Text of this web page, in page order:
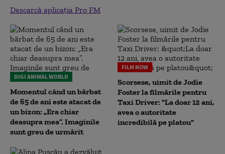
Descarcă aplicația Pro FM
DIGI ANIMAL WORLD
Momentul când un bărbat
de 65 de ani este atacat de
un bizon: „Era chiar
deasupra mea”. Imaginile
sunt greu de urmărit
FILM NOW
Scorsese, uimit de Jodie
Foster la filmările pentru
Taxi Driver: "La doar 12 ani,
avea o autoritate
incredibilă pe platou"